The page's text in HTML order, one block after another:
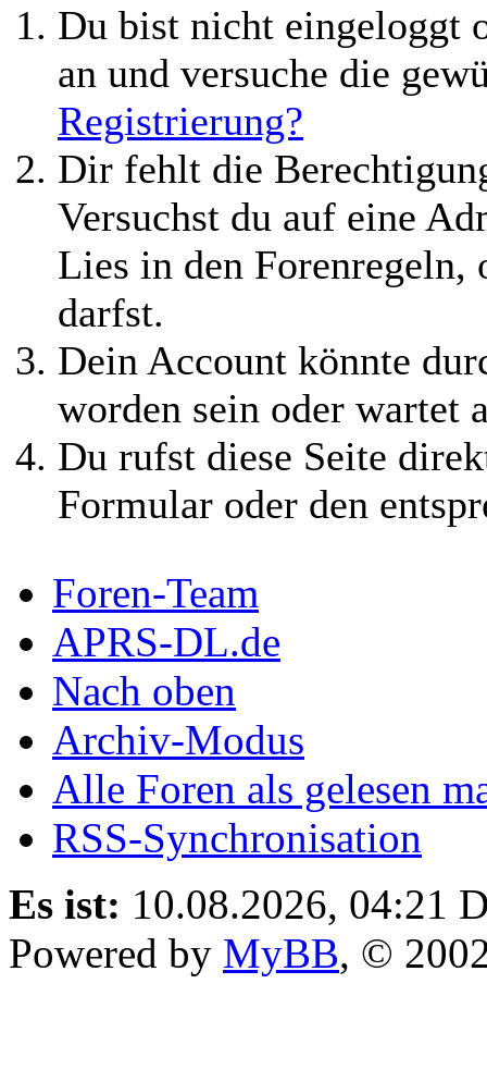
Du bist nicht eingeloggt
an und versuche die
Registrierung?
Dir fehlt die
Versuchst du auf eine
Lies in den Forenregeln,
darfst.
Dein Account könnte
worden sein oder wartet
Du rufst diese Seite
Formular oder den
Foren-Team
APRS-DL.de
Nach oben
Archiv-Modus
Alle Foren als gelesen
RSS-Synchronisation
Es ist: 10.08.2026, 04:21
Powered by MyBB, ©